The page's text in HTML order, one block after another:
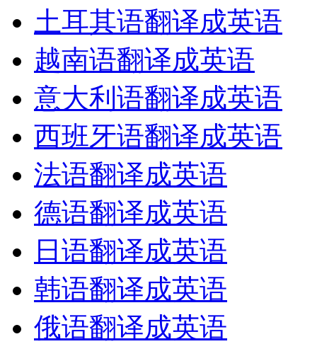
土耳其语翻译成英语
越南语翻译成英语
意大利语翻译成英语
西班牙语翻译成英语
法语翻译成英语
德语翻译成英语
日语翻译成英语
韩语翻译成英语
俄语翻译成英语